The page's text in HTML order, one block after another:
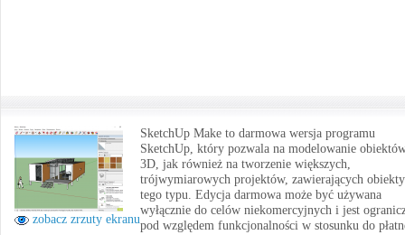
zobacz zrzuty ekranu
SketchUp Make to darmowa wersja programu
SketchUp, który pozwala na modelowanie
3D, jak również na tworzenie większych,
trójwymiarowych projektów, zawierających obiekty
tego typu. Edycja darmowa może być używana
wyłącznie do celów niekomercyjnych i jest
pod względem funkcjonalności w stosunku do